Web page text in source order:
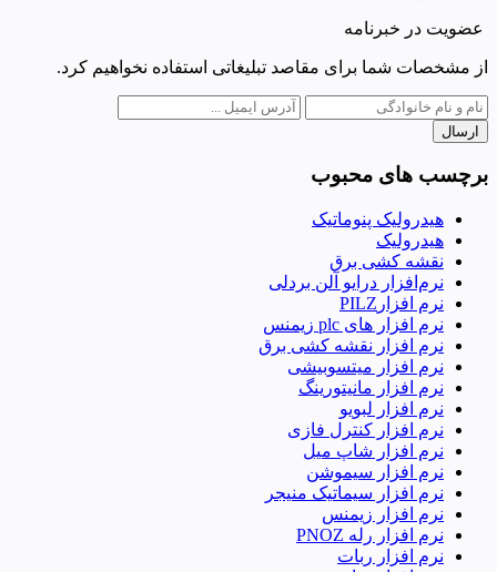
عضویت در خبرنامه
از مشخصات شما برای مقاصد تبلیغاتی استفاده نخواهیم کرد.
ارسال
برچسب های محبوب
هیدرولیک پنوماتیک
هیدرولیک
نقشه کشی برق
نرم‌افزار درایو آلن بردلی
نرم افزارPILZ
نرم افزار های plc زیمنس
نرم افزار نقشه کشی برق
نرم افزار میتسوبیشی
نرم افزار مانیتورینگ
نرم افزار لبویو
نرم افزار کنترل فازی
نرم افزار شاپ میل
نرم افزار سیموشن
نرم افزار سیماتیک منیجر
نرم افزار زیمنس
نرم افزار رله PNOZ
نرم افزار ربات